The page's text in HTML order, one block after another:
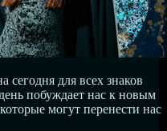
сегодня для всех знаков
побуждает нас к новым
могут перенести нас